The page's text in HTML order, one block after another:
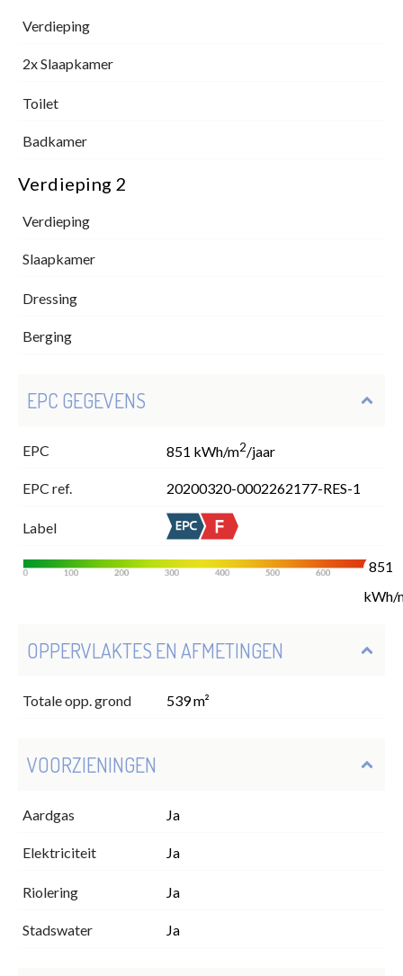
Verdieping
2x Slaapkamer
Toilet
Badkamer
Verdieping 2
Verdieping
Slaapkamer
Dressing
Berging
EPC GEGEVENS
EPC 851 kWh/m2/jaar
EPC ref. 20200320-0002262177-RES-1
Label
851
kWh/
OPPERVLAKTES EN AFMETINGEN
Totale opp. grond 539 m²
VOORZIENINGEN
Aardgas Ja
Elektriciteit Ja
Riolering Ja
Stadswater Ja